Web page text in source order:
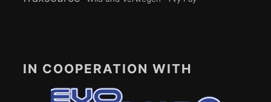
IN COOPERATION WITH